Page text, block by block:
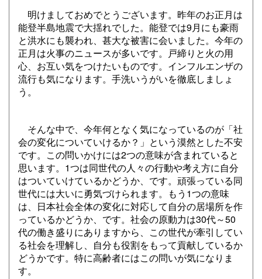
明けましておめでとうございます。昨年のお正月は
能登半島地震で大揺れでした。能登では9月にも豪雨
と洪水にも襲われ、甚大な被害に会いました。今年の
正月は火事のニュースが多いです。戸締りと火の用
心、お互い気をつけたいものです。インフルエンザの
流行も気になります。手洗いうがいを徹底しましょ
う。
そんな中で、今年何となく気になっているのが「社
会の変化についていけるか？」という漠然とした不安
です。この問いかけには2つの意味が含まれていると
思います。1つは同世代の人々の行動や考え方に自分
はついていけているかどうか、です。頑張っている同
世代には大いに勇気づけられます。もう1つの意味
は、日本社会全体の変化に対応して自分の居場所を作
っているかどうか、です。社会の原動力は30代～50
代の働き盛りにありますから、この世代が牽引してい
る社会を理解し、自分も役割をもって貢献しているか
どうかです。特に高齢者にはこの問いが気になりま
す。